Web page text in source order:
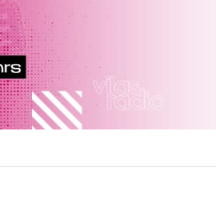
PARA RECORDAR A DEVOTOS Y